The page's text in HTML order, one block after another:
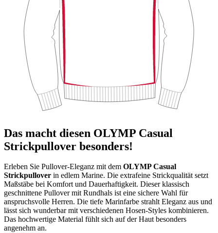
Das macht diesen OLYMP Casual
Strickpullover besonders!
Erleben Sie Pullover-Eleganz mit dem OLYMP Casual
Strickpullover in edlem Marine. Die extrafeine Strickqualität setzt
Maßstäbe bei Komfort und Dauerhaftigkeit. Dieser klassisch
geschnittene Pullover mit Rundhals ist eine sichere Wahl für
anspruchsvolle Herren. Die tiefe Marinfarbe strahlt Eleganz aus und
lässt sich wunderbar mit verschiedenen Hosen-Styles kombinieren.
Das hochwertige Material fühlt sich auf der Haut besonders
angenehm an.